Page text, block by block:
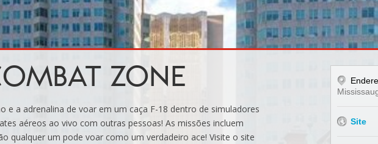
ZONE
e a adrenalina de voar em um caça F-18 dentro de simuladores
aéreos ao vivo com outras pessoas! As missões incluem
qualquer um pode voar como um verdadeiro ace! Visite o site
Site